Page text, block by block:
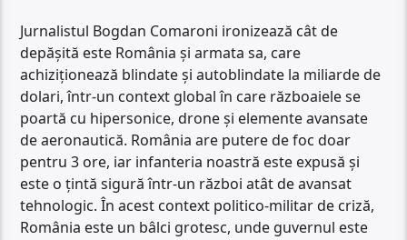
Jurnalistul Bogdan Comaroni ironizează cât de
depășită este România și armata sa, care
achiziționează blindate și autoblindate la miliarde de
dolari, într-un context global în care războaiele se
poartă cu hipersonice, drone și elemente avansate
de aeronautică. România are putere de foc doar
pentru 3 ore, iar infanteria noastră este expusă și
este o țintă sigură într-un război atât de avansat
tehnologic. În acest context politico-militar de criză,
România este un bâlci grotesc, unde guvernul este